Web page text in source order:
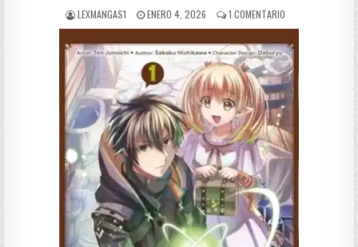
AUTHOR:
LEXMANGAS1 PUBLISHED DATE:
ENERO 4, 2026 1 COMENTARIOEN THE BRILLIANT